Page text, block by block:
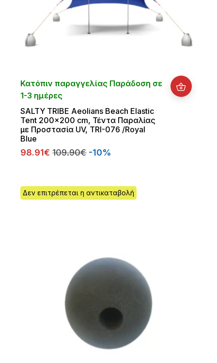
Κατόπιν παραγγελίας Παράδοση σε
1-3 ημέρες
SALTY TRIBE Aeolians Beach Elastic
Tent 200x200 cm, Τέντα Παραλίας
με Προστασία UV, TRI-076 /Royal
Blue
98.91€ 109.90€ -10%
Δεν επιτρέπεται η αντικαταβολή